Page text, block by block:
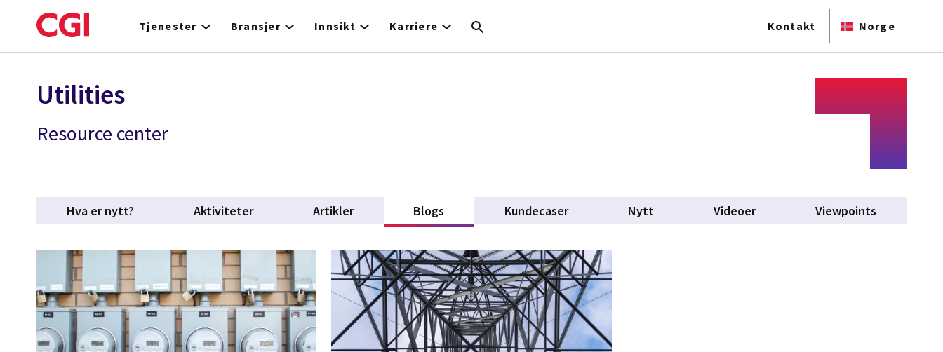
to
Tjenester Bransjer Innsikt Karriere Kontakt Norge
Utilities
Resource center
Hva er nytt? Aktiviteter Artikler Blogs (active tab)Kundecaser Nytt Videoer Viewpoints